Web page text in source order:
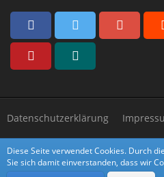
Datenschutzerklärung
Community-
Diese Seite verwendet Cookies. Durch
Sie sich damit einverstanden, dass wir